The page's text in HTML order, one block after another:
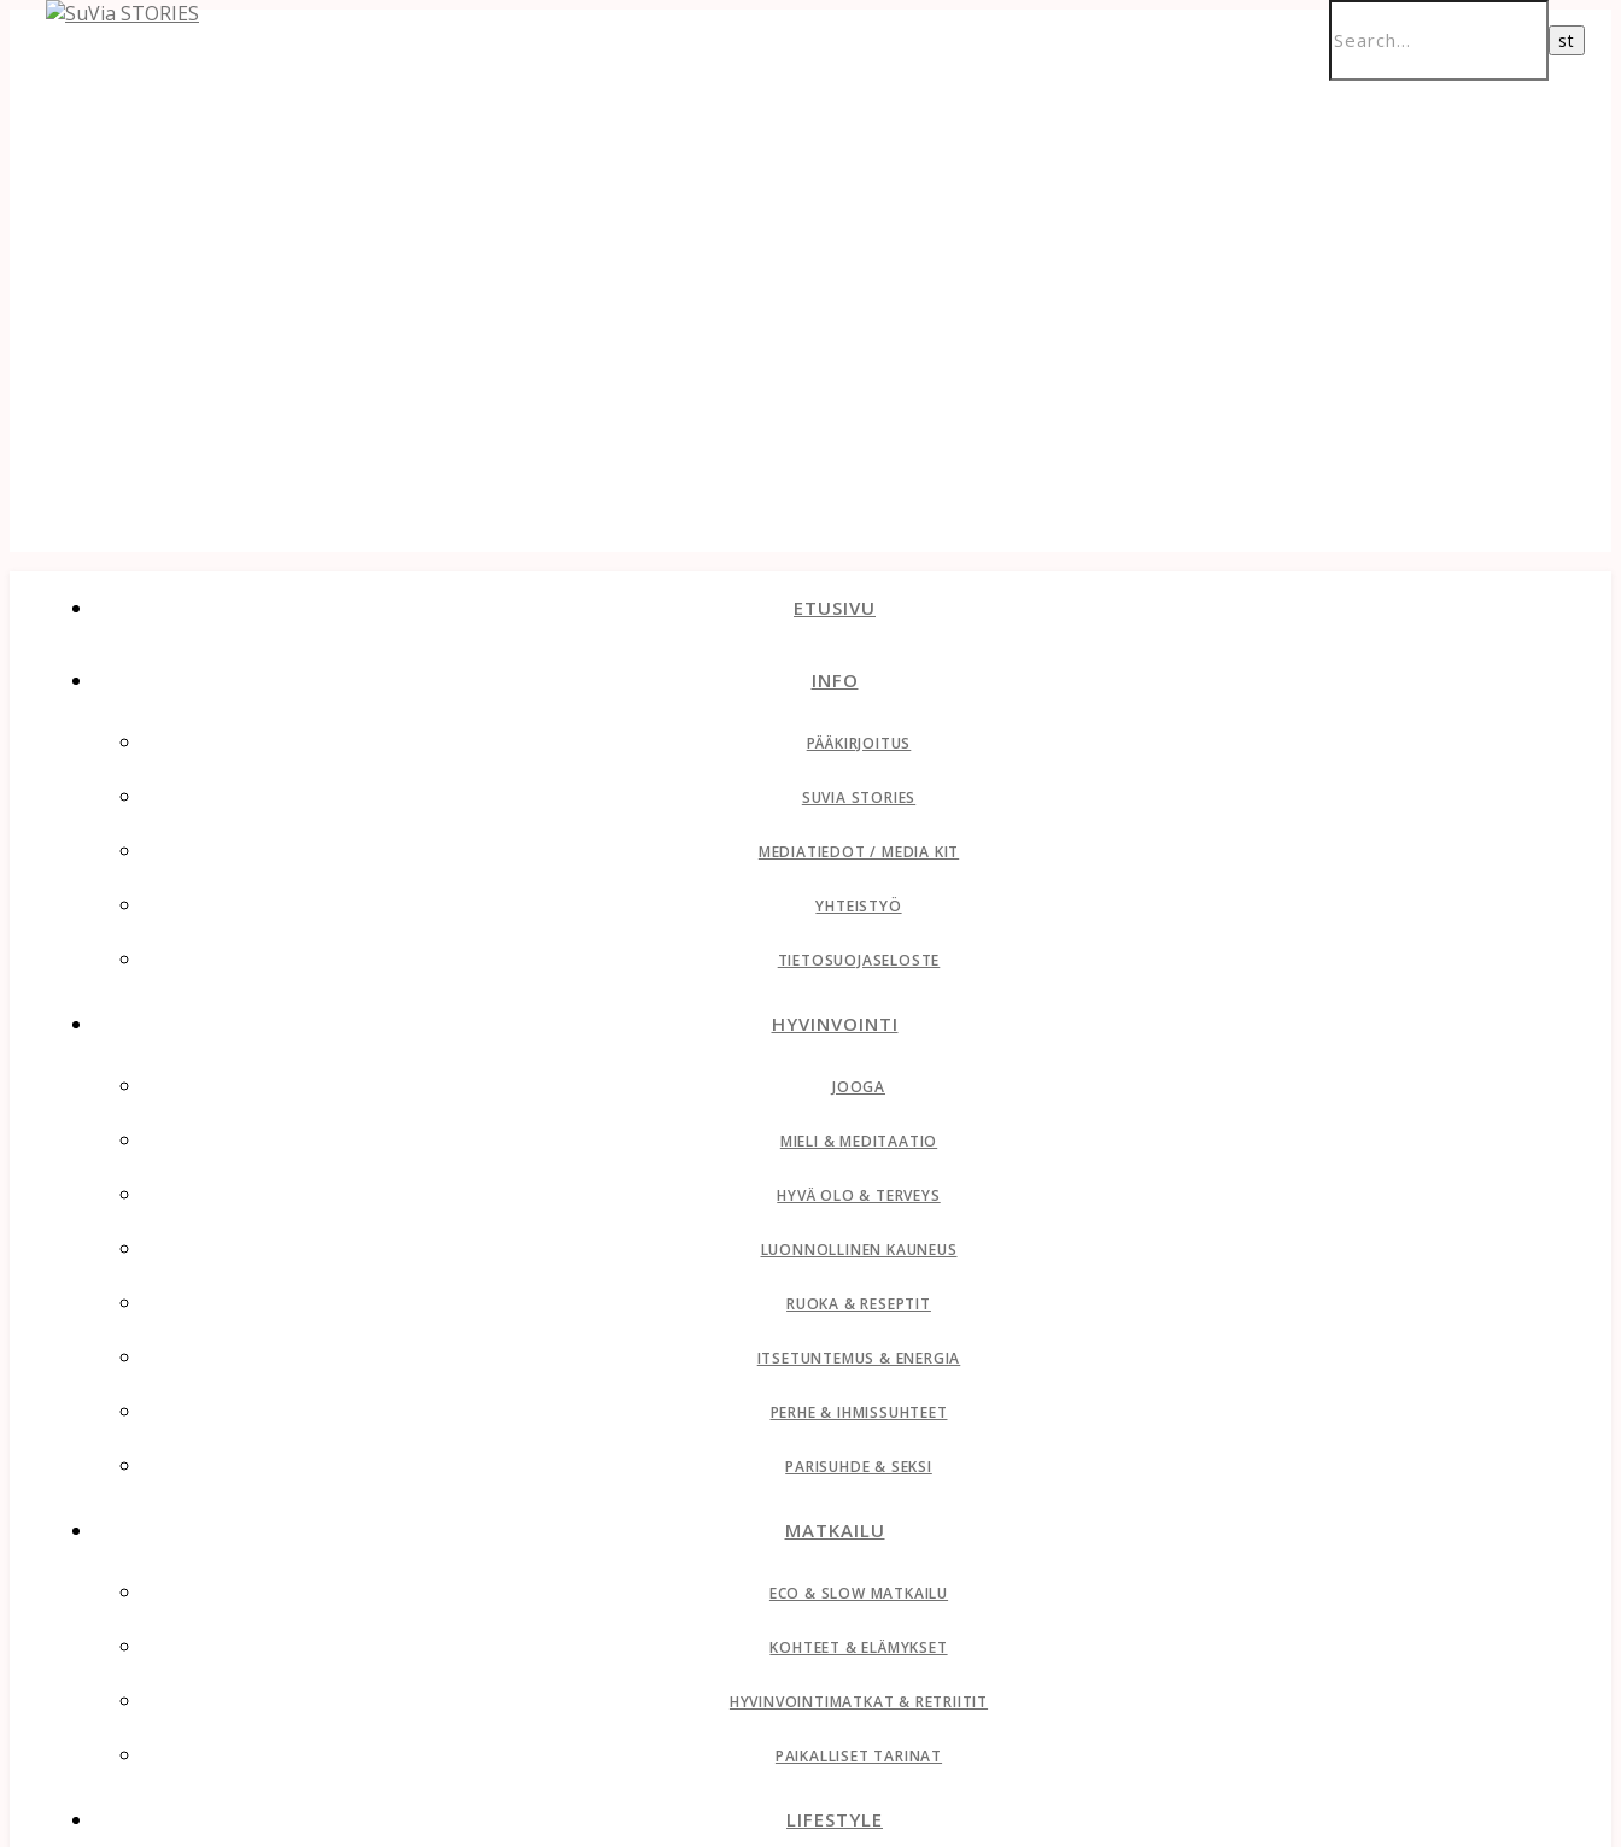
ETUSIVU
INFO
PÄÄKIRJOITUS
SUVIA STORIES
MEDIATIEDOT / MEDIA KIT
YHTEISTYÖ
TIETOSUOJASELOSTE
HYVINVOINTI
JOOGA
MIELI & MEDITAATIO
HYVÄ OLO & TERVEYS
LUONNOLLINEN KAUNEUS
RUOKA & RESEPTIT
ITSETUNTEMUS & ENERGIA
PERHE & IHMISSUHTEET
PARISUHDE & SEKSI
MATKAILU
ECO & SLOW MATKAILU
KOHTEET & ELÄMYKSET
HYVINVOINTIMATKAT & RETRIITIT
PAIKALLISET TARINAT
LIFESTYLE